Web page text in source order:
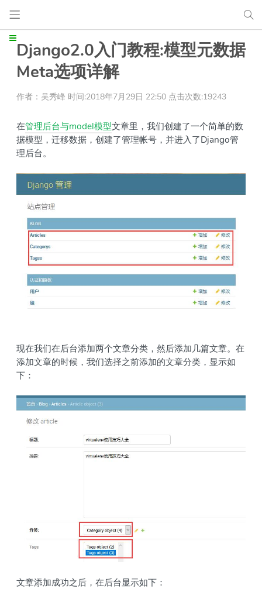
Django2.0入门教程:模型元数据
Meta选项详解
作者：吴秀峰 时间:2018年7月29日 22:50 点击次数:19243
在管理后台与model模型文章里，我们创建了一个简单的数
据模型，迁移数据，创建了管理帐号，并进入了Django管
理后台。
现在我们在后台添加两个文章分类，然后添加几篇文章。在
添加文章的时候，我们选择之前添加的文章分类，显示如
下：
文章添加成功之后，在后台显示如下：